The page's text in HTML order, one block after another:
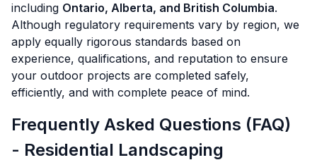
including Ontario, Alberta, and British Columbia.
Although regulatory requirements vary by region, we
apply equally rigorous standards based on
experience, qualifications, and reputation to ensure
your outdoor projects are completed safely,
efficiently, and with complete peace of mind.
Frequently Asked Questions (FAQ)
- Residential Landscaping